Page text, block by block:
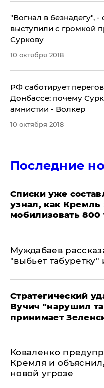
​"Вогнал в безнадегу",
выступили с громкой
Суркову
10 октября 2018
РФ саботирует
Донбассе: почему
амнистии - Волкер
10 октября 2018
Последние
Списки уже
узнал, как Кремль
мобилизовать 800
Муждабаев
"выбьет
Стратегический
Вучич "нарушил
принимает
Коваленко
Кремля и
новой угрозе